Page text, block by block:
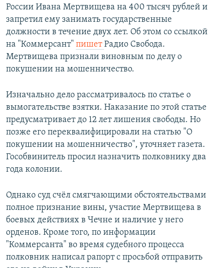
России Ивана Мертвищева на 400 тысяч рублей и
запретил ему занимать государственные
должности в течение двух лет. Об этом со ссылкой
на "Коммерсант" пишетРадио Свобода.
Мертвищева признали виновным по делу о
покушении на мошенничество.
Изначально дело рассматривалось по статье о
вымогательстве взятки. Наказание по этой статье
предусматривает до 12 лет лишения свободы. Но
позже его переквалифицировали на статью "О
покушении на мошенничество", уточняет газета.
Гособвинитель просил назначить полковнику два
года колонии.
Однако суд счёл смягчающими обстоятельствами
полное признание вины, участие Мертвищева в
боевых действиях в Чечне и наличие у него
орденов. Кроме того, по информации
"Коммерсанта" во время судебного процесса
полковник написал рапорт с просьбой отправить